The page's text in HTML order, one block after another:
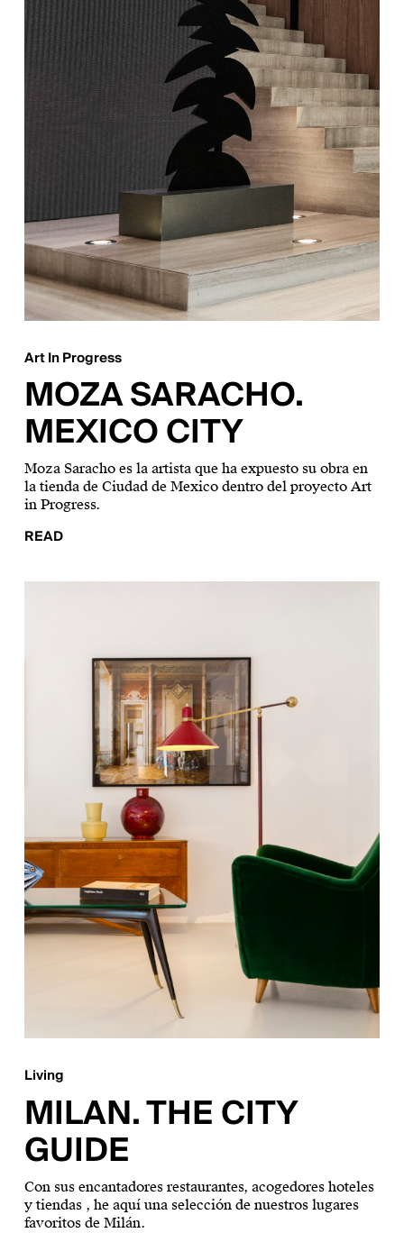
Art In Progress
MOZA SARACHO.
MEXICO CITY
Moza Saracho es la artista que ha expuesto su obra en
la tienda de Ciudad de Mexico dentro del proyecto Art
in Progress.
READ
Living
MILAN. THE CITY
GUIDE
Con sus encantadores restaurantes, acogedores hoteles
y tiendas , he aquí una selección de nuestros lugares
favoritos de Milán.